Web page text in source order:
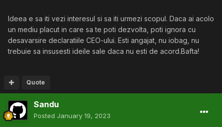
Ideea e sa iti vezi interesul si sa iti urmezi scopul. Daca ai acolo
un mediu placut in care sa te poti dezvolta, poti ignora cu
desavarsire declaratiile CEO-ului. Esti angajat, nu iobag, nu
trebuie sa insusesti ideile sale daca nu esti de acord.Bafta!
Quote
Sandu
Posted January 19, 2023